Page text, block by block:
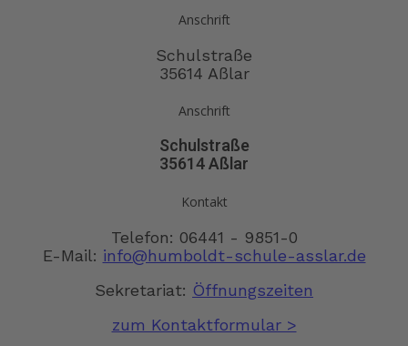
Anschrift
Schulstraße
35614 Aßlar
Anschrift
Schulstraße
35614 Aßlar
Kontakt
Telefon: 06441 - 9851-0
E-Mail: info@humboldt-schule-asslar.de
Sekretariat: Öffnungszeiten
zum Kontaktformular >